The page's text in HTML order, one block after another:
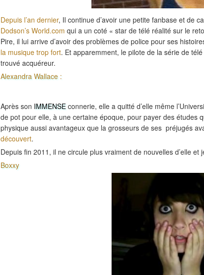
Depuis l’an dernier, Il continue d’avoir une petite fanbase et de
Dodson’s World.com qui a un coté « star de télé réalité sur le
Pire, il lui arrive d’avoir des problèmes de police pour ses
la musique trop fort. Et apparemment, le pilote de la série de
trouvé acquéreur.
Alexandra Wallace :
Après son IMMENSE connerie, elle a quitté d’elle même
de pot pour elle, à une certaine époque, pour payer des études
physique aussi avantageux que la grosseurs de ses préjugés
découvert.
Depuis fin 2011, il ne circule plus vraiment de nouvelles d’elle
Boxxy